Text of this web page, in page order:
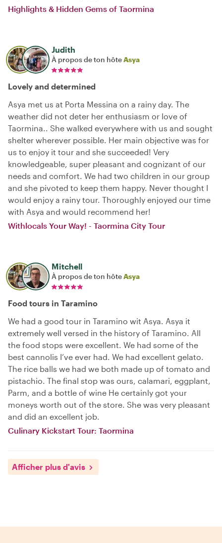
Highlights & Hidden Gems of Taormina
Judith
À propos de ton hôteAsya
Lovely and determined
Asya met us at Porta Messina on a rainy day. The
weather did not deter her enthusiasm or love of
Taormina.. She walked everywhere with us and sought
shelter wherever possible. Her main objective was for
us to enjoy it tour and she succeeded! Very
knowledgeable, super pleasant and cognizant of our
needs and comfort. We had two children in our group
and she pivoted to keep them happy. Never thought I
would enjoy a rainy tour. Thoroughly enjoyed our time
with Asya and would recommend her!
Withlocals Your Way! - Taormina City Tour
Mitchell
À propos de ton hôteAsya
Food tours in Taramino
We had a good tour in Taramino wit Asya. Asya it
extremely well versed in the history of Taramino. All
the food stops were excellent. We had some of the
best cannolis I’ve ever had. We had excellent gelato.
The rice balls we had we both made up of tomato and
pistachio. The final stop was ours, calamari, eggplant,
Parm, and a bottle of wine He certainly got your
moneys worth out of the store. She was very pleasant
and did an excellent job.
Culinary Kickstart Tour: Taormina
Afficher plus d'avis